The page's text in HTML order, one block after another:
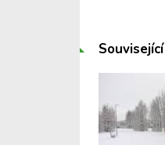
Související